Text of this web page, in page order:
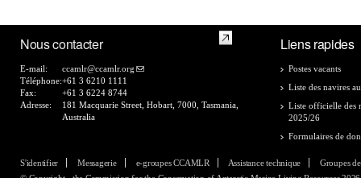
Nous contacter
E-mail:
ccamlr@ccamlr.org
Téléphone:+61 3 6210 1111
Fax:
+61 3 6224 8744
Adresse:
181 Macquarie Street, Hobart, 7000, Tasmania,
Australia
Liens rapides
Postes vacants
Liste des navires
Liste officielle des
2025/26
Formulaires de
S'identifier Messagerie e-groupes CCAMLR Assistance technique
Groupes